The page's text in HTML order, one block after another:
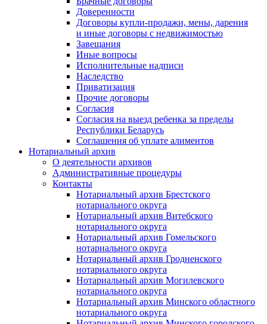
Доверенности
Договоры купли-продажи, мены, дарения
и иные договоры с недвижимостью
Завещания
Иные вопросы
Исполнительные надписи
Наследство
Приватизация
Прочие договоры
Согласия
Согласия на выезд ребенка за пределы
Республики Беларусь
Соглашения об уплате алиментов
Нотариальный архив
О деятельности архивов
Административные процедуры
Контакты
Нотариальный архив Брестского
нотариального округа
Нотариальный архив Витебского
нотариального округа
Нотариальный архив Гомельского
нотариального округа
Нотариальный архив Гродненского
нотариального округа
Нотариальный архив Могилевского
нотариального округа
Нотариальный архив Минского областного
нотариального округа